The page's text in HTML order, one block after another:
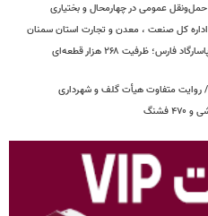
اداره کل صنعت ، معدن و تجارت استان سمنان
تولید سالانه ۲هزار و ۱۰۰ تن گوشت مرغ در پاسارگاد فارس؛ ظرفیت ۲۶۸ هزار قطعه‌ای
متفاوت هیأت گلف و شهرداری